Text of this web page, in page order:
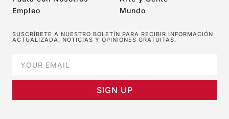
Empleo
Mundo
SUSCRÍBETE A NUESTRO BOLETÍN PARA RECIBIR INFORMACIÓN
ACTUALIZADA, NOTICIAS Y OPINIONES GRATUITAS.
SIGN UP